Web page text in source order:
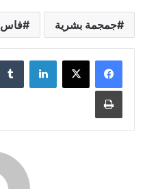
جمجمة بشرية فاس
لينكدإن
طباعة